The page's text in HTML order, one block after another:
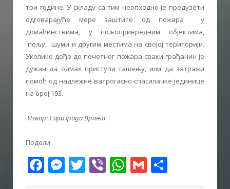
три године. У складу са тим неопходно је предузети
одговарајуће мере заштите од пожара у
домаћинствима, у пољопривредним објектима,
пољу, шуми и другим местима на својој територији.
Уколико дође до почетног пожара сваки грађанин jе
дужан да одмах приступи гашењу, или да затражи
помоћ од надлежне ватрогасно-спасилачке jединице
на број 193.
Извор: Сајт града Врања
Подели:
Facebook
Messenger
Twitter
ViberWhatsApp
Gmail